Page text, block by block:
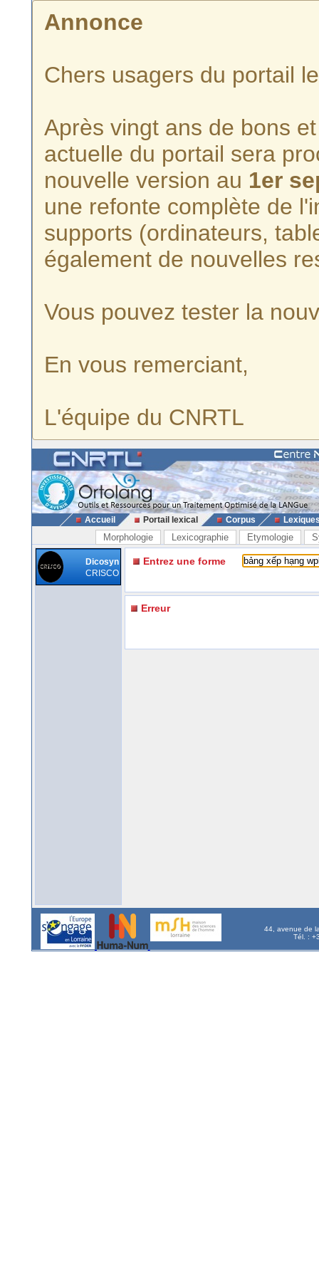
Annonce
Chers usagers du portail
Après vingt ans de bons
actuelle du portail sera
nouvelle version au 1er
une refonte complète de
supports (ordinateurs,
également de nouvelles
Vous pouvez tester la
En vous remerciant,
L'équipe du CNRTL
Accueil Portail lexical Corpus
Morphologie Lexicographie Etymologie
Dicosyn
CRISCO
Entrez une forme
Erreur
44, avenue de
Tél. :